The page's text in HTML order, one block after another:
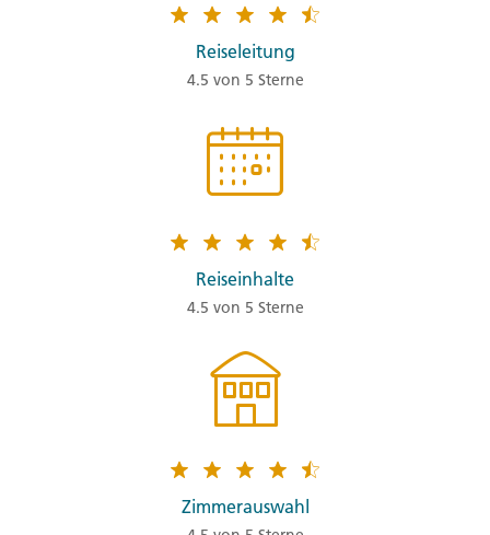
Reiseleitung
4.5 von 5 Sterne
Reiseinhalte
4.5 von 5 Sterne
Zimmerauswahl